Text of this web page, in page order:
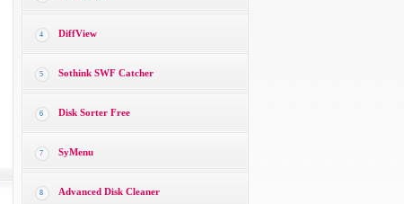
4 DiffView
5 Sothink SWF Catcher
6 Disk Sorter Free
7 SyMenu
8 Advanced Disk Cleaner